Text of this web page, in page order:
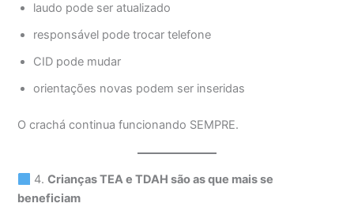
laudo pode ser atualizado
responsável pode trocar telefone
CID pode mudar
orientações novas podem ser inseridas
O crachá continua funcionando SEMPRE.
4.Crianças TEA e TDAH são as que mais se
beneficiam